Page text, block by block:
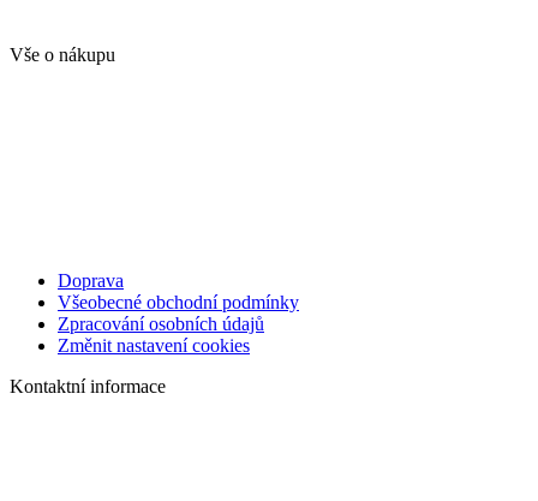
Vše o nákupu
Doprava
Všeobecné obchodní podmínky
Zpracování osobních údajů
Změnit nastavení cookies
Kontaktní informace